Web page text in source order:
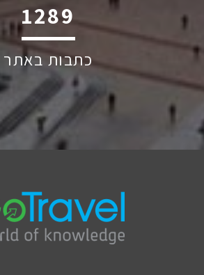
1917
כתבות באתר